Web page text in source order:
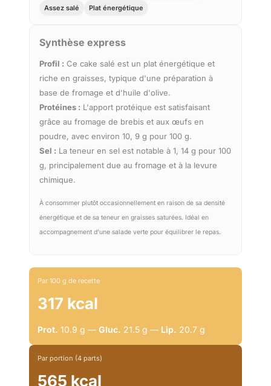
Assez salé
Plat énergétique
Synthèse express
Profil : Ce cake salé est un plat énergétique et
riche en graisses, typique d'une préparation à
base de fromage et d'huile d'olive.
Protéines : L'apport protéique est satisfaisant
grâce au fromage de brebis et aux œufs en
poudre, avec environ 10, 9 g pour 100 g.
Sel : La teneur en sel est notable à 1, 14 g pour 100
g, principalement due au fromage et à la levure
chimique.
À consommer plutôt occasionnellement en raison de sa densité
énergétique et de sa teneur en graisses saturées. Idéal en
accompagnement d'une salade verte pour équilibrer le repas.
Par 100 g de recette
317 kcal
Prot. 10.9 g — Gluc. 21.5 g — Lip. 20.7 g
Par portion (4 parts)
565 kcal